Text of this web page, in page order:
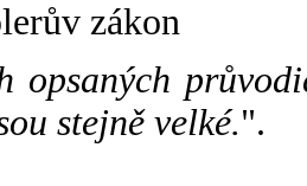
zákon
opsaných
stejně velké.".